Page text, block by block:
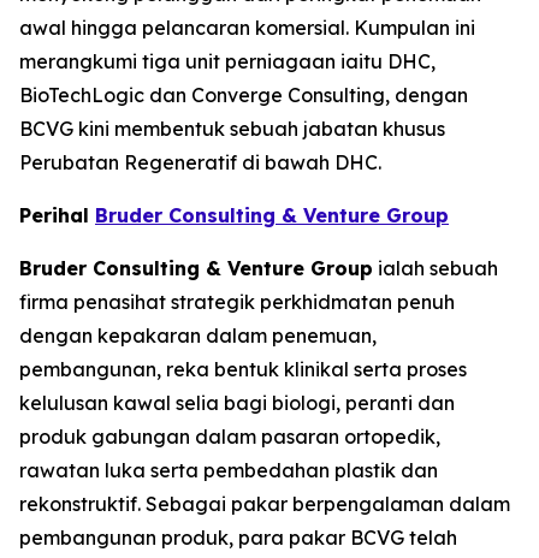
awal hingga pelancaran komersial. Kumpulan ini
merangkumi tiga unit perniagaan iaitu DHC,
BioTechLogic dan Converge Consulting, dengan
BCVG kini membentuk sebuah jabatan khusus
Perubatan Regeneratif di bawah DHC.
Perihal Bruder Consulting & Venture Group
Bruder Consulting & Venture Group ialah sebuah
firma penasihat strategik perkhidmatan penuh
dengan kepakaran dalam penemuan,
pembangunan, reka bentuk klinikal serta proses
kelulusan kawal selia bagi biologi, peranti dan
produk gabungan dalam pasaran ortopedik,
rawatan luka serta pembedahan plastik dan
rekonstruktif. Sebagai pakar berpengalaman dalam
pembangunan produk, para pakar BCVG telah